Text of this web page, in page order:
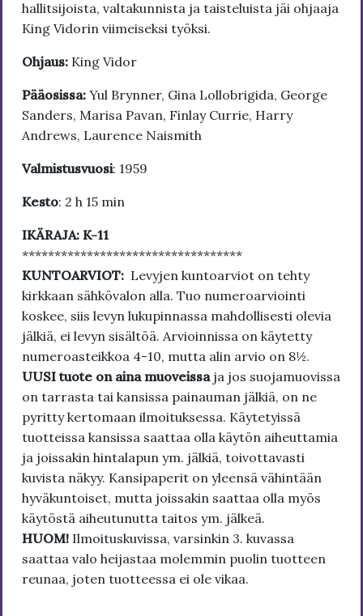
hallitsijoista, valtakunnista ja taisteluista jäi ohjaaja
King Vidorin viimeiseksi työksi.
Ohjaus: King Vidor
Pääosissa: Yul Brynner, Gina Lollobrigida, George
Sanders, Marisa Pavan, Finlay Currie, Harry
Andrews, Laurence Naismith
Valmistusvuosi: 1959
Kesto: 2 h 15 min
IKÄRAJA: K-11
**********************************
KUNTOARVIOT: Levyjen kuntoarviot on tehty
kirkkaan sähkövalon alla. Tuo numeroarviointi
koskee, siis levyn lukupinnassa mahdollisesti olevia
jälkiä, ei levyn sisältöä. Arvioinnissa on käytetty
numeroasteikkoa 4-10, mutta alin arvio on 8½.
UUSI tuote on aina muoveissa ja jos suojamuovissa
on tarrasta tai kansissa painauman jälkiä, on ne
pyritty kertomaan ilmoituksessa. Käytetyissä
tuotteissa kansissa saattaa olla käytön aiheuttamia
ja joissakin hintalapun ym. jälkiä, toivottavasti
kuvista näkyy. Kansipaperit on yleensä vähintään
hyväkuntoiset, mutta joissakin saattaa olla myös
käytöstä aiheutunutta taitos ym. jälkeä.
HUOM! Ilmoituskuvissa, varsinkin 3. kuvassa
saattaa valo heijastaa molemmin puolin tuotteen
reunaa, joten tuotteessa ei ole vikaa.